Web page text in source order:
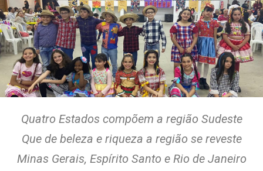
Quatro Estados compõem a região Sudeste
Que de beleza e riqueza a região se reveste
Minas Gerais, Espírito Santo e Rio de Janeiro